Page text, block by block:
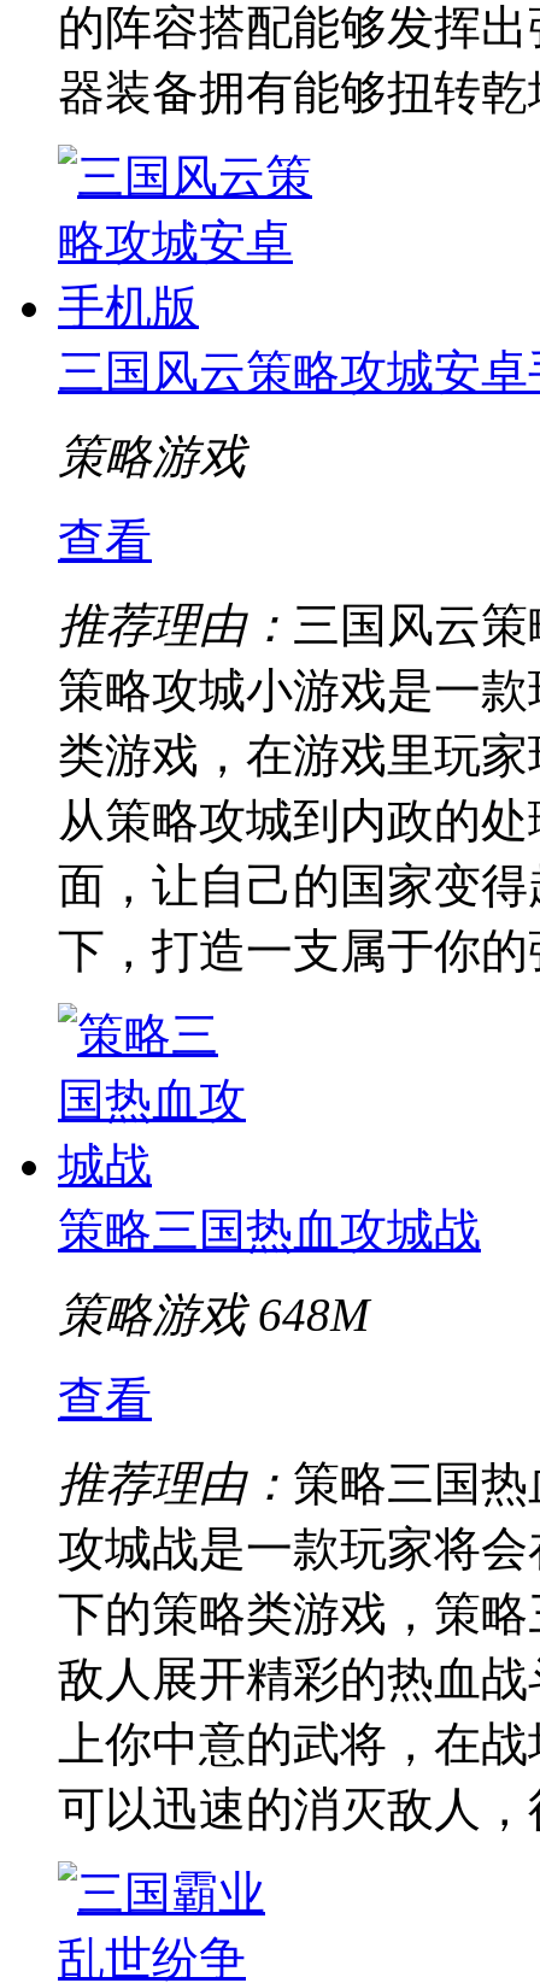
的阵容搭配能够发挥
器装备拥有能够扭转
三国风云策略攻城安
策略游戏
查看
推荐理由： 三国风云
策略攻城小游戏是一
类游戏，在游戏里玩
从策略攻城到内政的
面，让自己的国家变
下，打造一支属于你
策略三国热血攻城战
策略游戏 648M
查看
推荐理由： 策略三国
攻城战是一款玩家将
下的策略类游戏，策
敌人展开精彩的热血
上你中意的武将，在
可以迅速的消灭敌人